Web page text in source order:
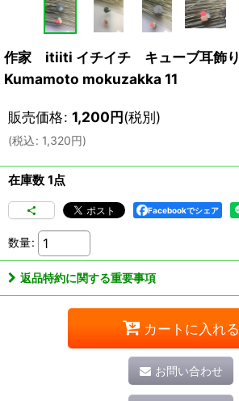
作家 itiiti イチイチ キューブ耳
Kumamoto mokuzakka 11
販売価格: 1,200円(税別)
(税込: 1,320円)
在庫数 1点
Facebookでシェア
数量:
返品特約に関する重要事項
カートに入れる
お問い合わせ